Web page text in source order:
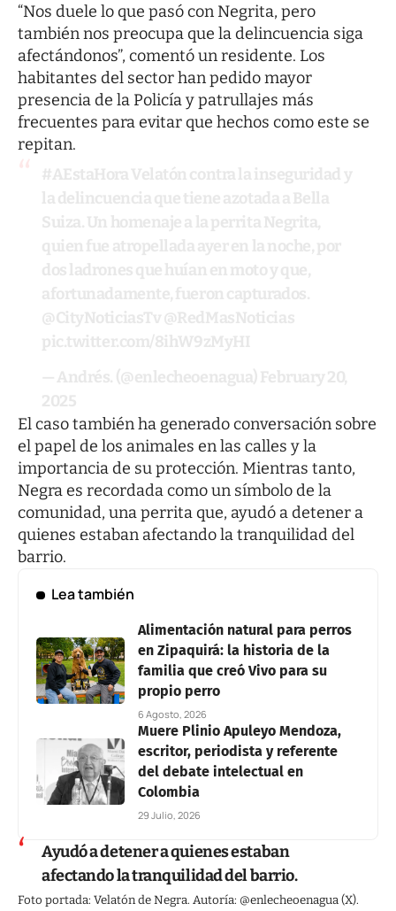
“Nos duele lo que pasó con Negrita, pero
también nos preocupa que la delincuencia siga
afectándonos”, comentó un residente. Los
habitantes del sector han pedido mayor
presencia de la Policía y patrullajes más
frecuentes para evitar que hechos como este se
repitan.
El caso también ha generado conversación sobre
el papel de los animales en las calles y la
importancia de su protección. Mientras tanto,
Negra es recordada como un símbolo de la
comunidad, una perrita que, ayudó a detener a
quienes estaban afectando la tranquilidad del
barrio.
Lea también
Alimentación natural para perros
en Zipaquirá: la historia de la
familia que creó Vivo para su
propio perro
6 Agosto, 2026
Muere Plinio Apuleyo Mendoza,
escritor, periodista y referente
del debate intelectual en
Colombia
29 Julio, 2026
Ayudó a detener a quienes estaban
afectando la tranquilidad del barrio.
Foto portada: Velatón de Negra. Autoría: @enlecheoenagua (X).